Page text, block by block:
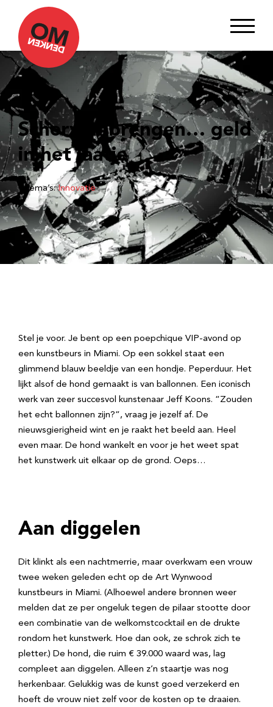
Scherven brengen… geld
in het laatje
Thema’s:Innovatie
Stel je voor. Je bent op een poepchique VIP-avond op
een kunstbeurs in Miami. Op een sokkel staat een
glimmend blauw beeldje van een hondje. Peperduur. Het
lijkt alsof de hond gemaakt is van ballonnen. Een iconisch
werk van zeer succesvol kunstenaar Jeff Koons. “Zouden
het echt ballonnen zijn?”, vraag je jezelf af. De
nieuwsgierigheid wint en je raakt het beeld aan. Heel
even maar. De hond wankelt en voor je het weet spat
het kunstwerk uit elkaar op de grond. Oeps…
Aan diggelen
Dit klinkt als een nachtmerrie, maar overkwam een vrouw
twee weken geleden echt op de Art Wynwood
kunstbeurs in Miami. (Alhoewel andere bronnen weer
melden dat ze per ongeluk tegen de pilaar stootte door
een combinatie van de welkomstcocktail en de drukte
rondom het kunstwerk. Hoe dan ook, ze schrok zich te
pletter.) De hond, die ruim € 39.000 waard was, lag
compleet aan diggelen. Alleen z’n staartje was nog
herkenbaar. Gelukkig was de kunst goed verzekerd en
hoeft de vrouw niet zelf voor de kosten op te draaien.